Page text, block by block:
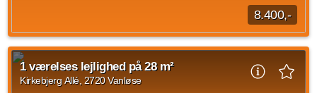
8.400,-
Velkommen til Kirkebjerg Allé – en lys og moderne 1-værelses
bolig med en god og funktionel planløsning. Boligen er
indrettet med et åbent opholdsrum...
Kilde: Lejebolig Mægleren
1 værelses lejlighed på 28 m²
Kirkebjerg Allé, 2720 Vanløse